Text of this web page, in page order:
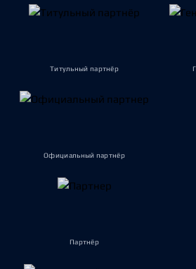
Титульный партнёр
Официальный партнёр
Партнёр